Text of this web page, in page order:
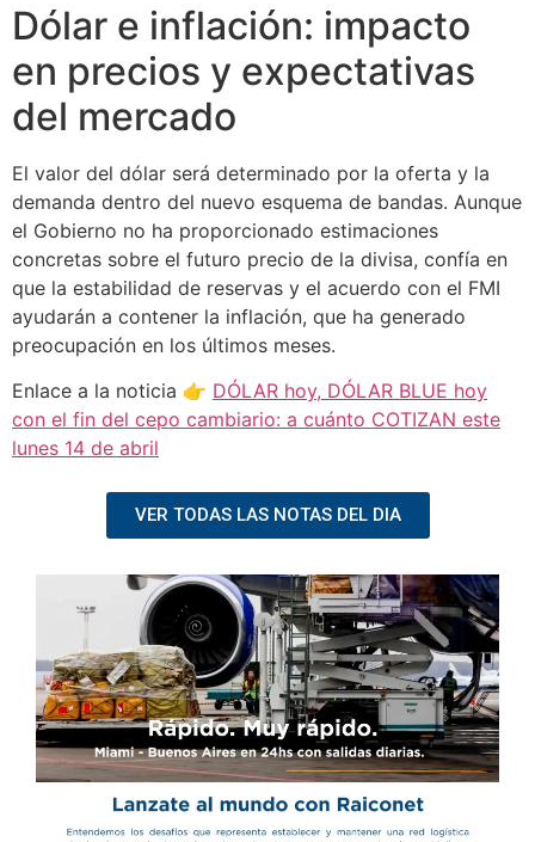
Dólar e inflación: impacto
en precios y expectativas
del mercado
El valor del dólar será determinado por la oferta y la
demanda dentro del nuevo esquema de bandas. Aunque
el Gobierno no ha proporcionado estimaciones
concretas sobre el futuro precio de la divisa, confía en
que la estabilidad de reservas y el acuerdo con el FMI
ayudarán a contener la inflación, que ha generado
preocupación en los últimos meses.
Enlace a la noticia 👉 DÓLAR hoy, DÓLAR BLUE hoy
con el fin del cepo cambiario: a cuánto COTIZAN este
lunes 14 de abril
VER TODAS LAS NOTAS DEL DIA